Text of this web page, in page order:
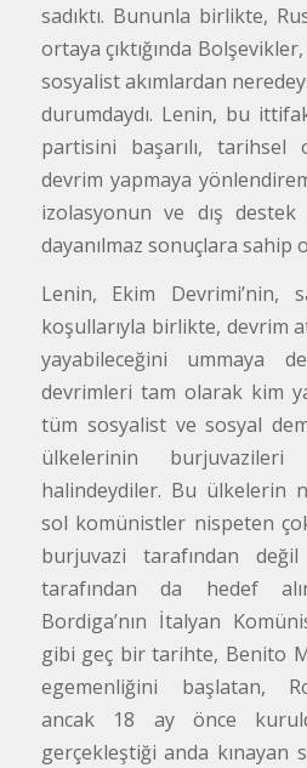
sadıktı. Bununla birlikte,
ortaya çıktığında
sosyalist akımlardan
durumdaydı. Lenin, bu
partisini başarılı,
devrim yapmaya
izolasyonun ve dış destek
dayanılmaz sonuçlara sahip
Lenin, Ekim Devrimi’nin,
koşullarıyla birlikte, devrim
yayabileceğini ummaya
devrimleri tam olarak kim
tüm sosyalist ve sosyal
ülkelerinin
halindeydiler. Bu ülkelerin
sol komünistler nispeten
burjuvazi tarafından
tarafından da hedef
Bordiga’nın İtalyan
gibi geç bir tarihte, Benito
egemenliğini başlatan,
ancak 18 ay önce
gerçekleştiği anda kınayan